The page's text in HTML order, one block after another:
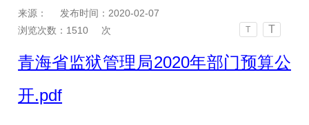
来源：
发布时间：2020-02-07
浏览次数： 1510 次 T T
青海省监狱管理局2020年部门预算公
开.pdf